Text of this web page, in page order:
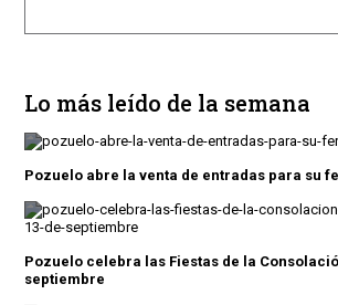
Lo más leído de la semana
Pozuelo abre la venta de entradas para su
Pozuelo celebra las Fiestas de la
septiembre